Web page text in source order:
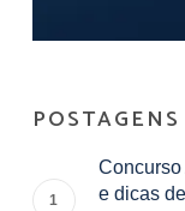
Concurso
e dicas